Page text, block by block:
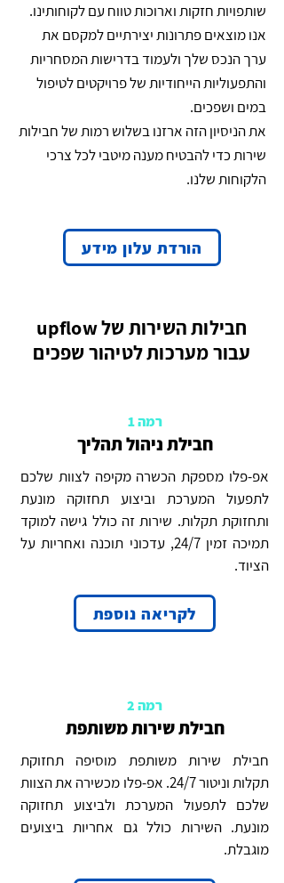
שותפויות חזקות וארוכות טווח עם לקוחותינו.
אנו מוצאים פתרונות יצירתיים למקסם את
ערך הנכס שלך ולעמוד בדרישות המסחריות
והתפעוליות הייחודיות של פרויקטים לטיפול
במים ושפכים.
את הניסיון הזה ארזנו בשלוש רמות של חבילות
שירות כדי להבטיח מענה מיטבי לכל צרכי
הלקוחות שלנו.
הורדת עלון מידע
חבילות השירות של upflow
עבור מערכות לטיהור שפכים
רמה 1
חבילת ניהול תהליך
אפ-פלו מספקת הכשרה מקיפה לצוות שלכם
לתפעול המערכת וביצוע תחזוקה מונעת
ותחזוקת תקלות. שירות זה כולל גישה למוקד
תמיכה זמין 24/7, עדכוני תוכנה ואחריות על
הציוד.
לקריאה נוספת
רמה 2
חבילת שירות משותפת
חבילת שירות משותפת מוסיפה תחזוקת
תקלות וניטור 24/7. אפ-פלו מכשירה את הצוות
שלכם לתפעול המערכת ולביצוע תחזוקה
מונעת. השירות כולל גם אחריות ביצועים
מוגבלת.